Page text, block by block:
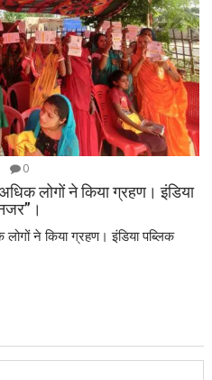
0
लोगों ने किया ग्रहण। इंडिया
ने किया ग्रहण। इंडिया पब्लिक